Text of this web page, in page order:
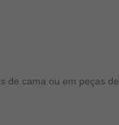
de cama ou em peças de